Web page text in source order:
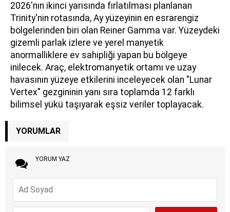
2026'nın ikinci yarısında fırlatılması planlanan
Trinity'nin rotasında, Ay yüzeyinin en esrarengiz
bölgelerinden biri olan Reiner Gamma var. Yüzeydeki
gizemli parlak izlere ve yerel manyetik
anormalliklere ev sahipliği yapan bu bölgeye
inilecek. Araç, elektromanyetik ortamı ve uzay
havasının yüzeye etkilerini inceleyecek olan "Lunar
Vertex" gezgininin yanı sıra toplamda 12 farklı
bilimsel yükü taşıyarak eşsiz veriler toplayacak.
YORUMLAR
YORUM YAZ